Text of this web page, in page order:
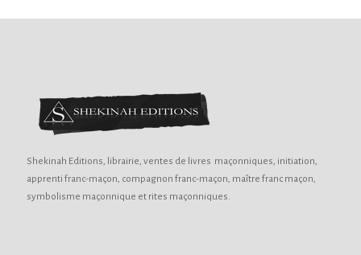
Shekinah Editions, librairie, ventes de livres maçonniques, initiation,
apprenti franc-maçon, compagnon franc-maçon, maître franc maçon,
symbolisme maçonnique et rites maçonniques.